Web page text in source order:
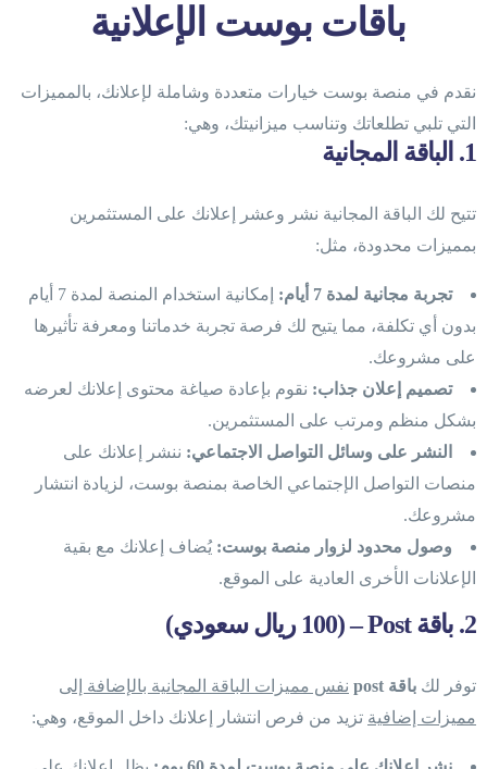
باقات بوست الإعلانية
نقدم في منصة بوست خيارات متعددة وشاملة لإعلانك، بالمميزات
التي تلبي تطلعاتك وتناسب ميزانيتك، وهي:
1. الباقة المجانية
تتيح لك الباقة المجانية نشر وعشر إعلانك على المستثمرين
بمميزات محدودة، مثل:
تجربة مجانية لمدة 7 أيام:
إمكانية استخدام المنصة لمدة 7 أيام
بدون أي تكلفة، مما يتيح لك فرصة تجربة خدماتنا ومعرفة تأثيرها
على مشروعك.
تصميم إعلان جذاب: نقوم بإعادة صياغة محتوى إعلانك لعرضه
بشكل منظم ومرتب على المستثمرين.
النشر على وسائل التواصل الاجتماعي: ننشر إعلانك على
منصات التواصل الإجتماعي الخاصة بمنصة بوست، لزيادة انتشار
مشروعك.
وصول محدود لزوار منصة بوست: يُضاف إعلانك مع بقية
الإعلانات الأخرى العادية على الموقع.
2. باقة Post – (100 ريال سعودي)
توفر لك باقة post
نفس مميزات الباقة المجانية بالإضافة إلى
مميزات إضافية تزيد من فرص انتشار إعلانك داخل الموقع، وهي: